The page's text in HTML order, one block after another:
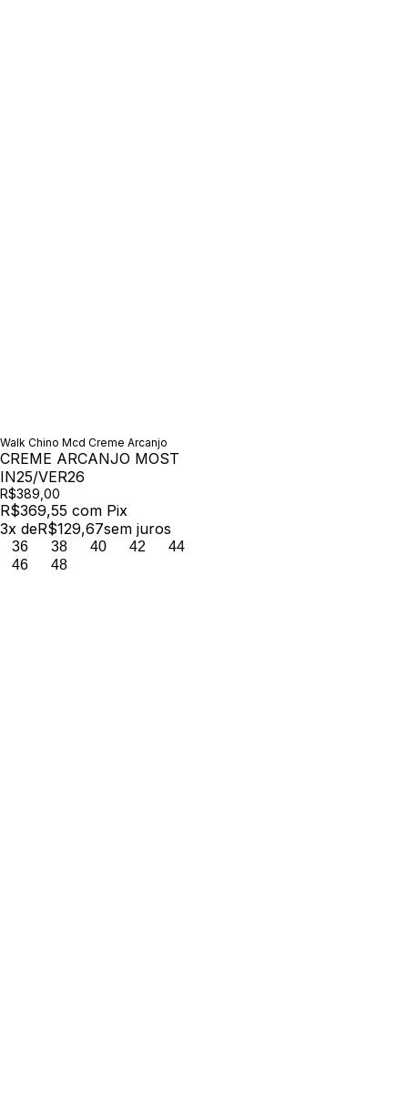
Walk Chino Mcd Creme Arcanjo
CREME ARCANJO MOST
IN25/VER26
R$389,00
R$369,55 com Pix
3x deR$129,67sem juros
36 38 40 42
44
46
48